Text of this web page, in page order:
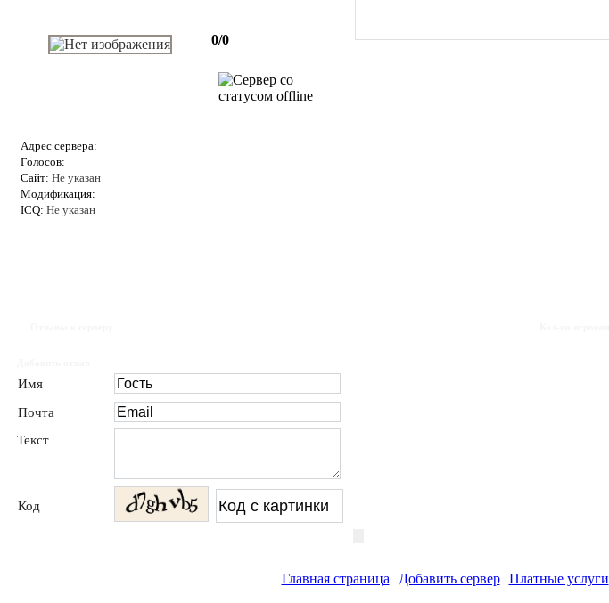
0/0
Адрес сервера:
Голосов:
Сайт: Не указан
Модификация:
ICQ: Не указан
Имя
Почта
Текст
Код
Главная страница Добавить сервер Платные услуги